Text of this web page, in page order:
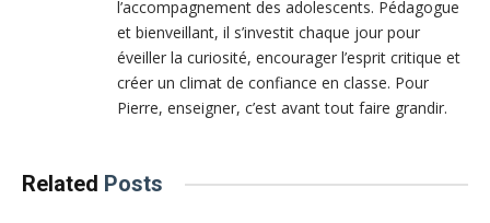
l’accompagnement des adolescents. Pédagogue
et bienveillant, il s’investit chaque jour pour
éveiller la curiosité, encourager l’esprit critique et
créer un climat de confiance en classe. Pour
Pierre, enseigner, c’est avant tout faire grandir.
Related Posts